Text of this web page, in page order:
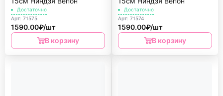
Достаточно
Арт: 71575
1590.00₽/шт
В корзину
Достаточно
Арт: 71574
1590.00₽/шт
В корзину